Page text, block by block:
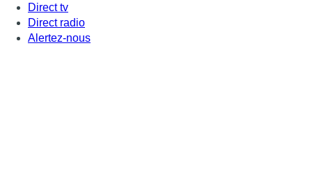
Direct tv
Direct radio
Alertez-nous